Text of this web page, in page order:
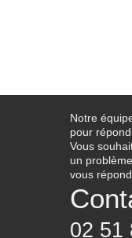
Notre
pour
Vous
un
vous
02 51